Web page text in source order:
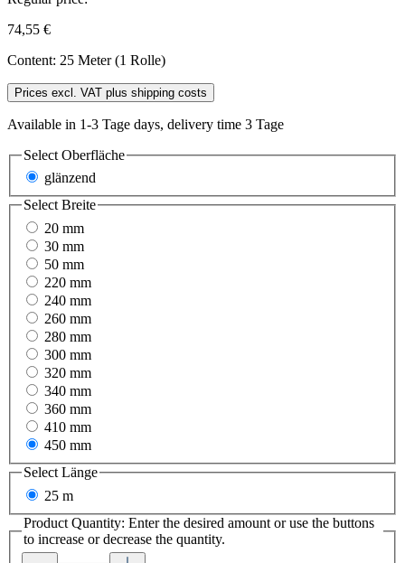
74,55 €
Content: 25 Meter (1 Rolle)
Prices excl. VAT plus shipping costs
Available in 1-3 Tage days, delivery time 3 Tage
Select Oberfläche
glänzend
SelectBreite
20 mm
30 mm
50 mm
220 mm
240 mm
260 mm
280 mm
300 mm
320 mm
340 mm
360 mm
410 mm
450 mm
Select Länge
25 m
Product Quantity: Enter the desired amount or use the buttons
to increase or decrease the quantity.